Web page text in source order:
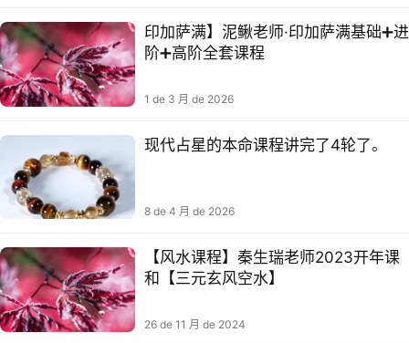
印加萨满】泥鳅老师·印加萨满基础➕进
阶➕高阶全套课程
1 de 3 月 de 2026
现代占星的本命课程讲完了4轮了。
8 de 4 月 de 2026
【风水课程】秦生瑞‬老师2023开年‬课
和【三元玄风空‬水】
26 de 11 月 de 2024